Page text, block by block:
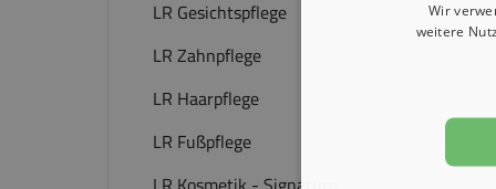
LR Gesichtspflege
LR Zahnpflege
LR Haarpflege
LR Fußpflege
Wir
weitere